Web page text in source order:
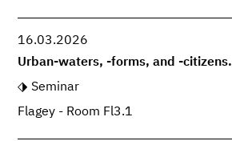
16.03.2026
Urban-waters, -forms, and -citizens.
Seminar
Flagey - Room Fl3.1